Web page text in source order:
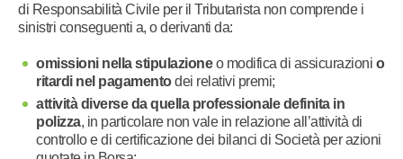
di Responsabilità Civile per il Tributarista non comprende i
sinistri conseguenti a, o derivanti da:
omissioni nella stipulazioneo modifica di assicurazioni o
ritardi nel pagamentodei relativi premi;
attività diverse da quella professionale definita in
polizza, in particolare non vale in relazione all’attività di
controllo e di certificazione dei bilanci di Società per azioni